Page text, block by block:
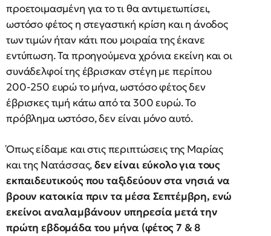
προετοιμασμένη για το τι θα αντιμετωπίσει,
ωστόσο φέτος η στεγαστική κρίση και η άνοδος
των τιμών ήταν κάτι που μοιραία της έκανε
εντύπωση. Τα προηγούμενα χρόνια εκείνη και οι
συνάδελφοί της έβρισκαν στέγη με περίπου
200-250 ευρώ το μήνα, ωστόσο φέτος δεν
έβρισκες τιμή κάτω από τα 300 ευρώ. Το
πρόβλημα ωστόσο, δεν είναι μόνο αυτό.
Όπως είδαμε και στις περιπτώσεις της Μαρίας
και της Νατάσσας,δεν είναι εύκολο για τους
εκπαιδευτικούς που ταξιδεύουν στα νησιά να
βρουν κατοικία πριν τα μέσα Σεπτέμβρη, ενώ
εκείνοι αναλαμβάνουν υπηρεσία μετά την
πρώτη εβδομάδα του μήνα (φέτος 7 & 8